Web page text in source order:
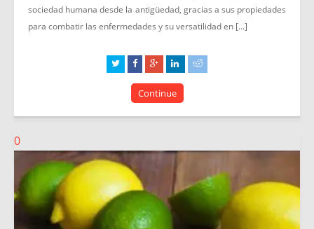
sociedad humana desde la antigüedad, gracias a sus propiedades
para combatir las enfermedades y su versatilidad en [...]
Continue
0